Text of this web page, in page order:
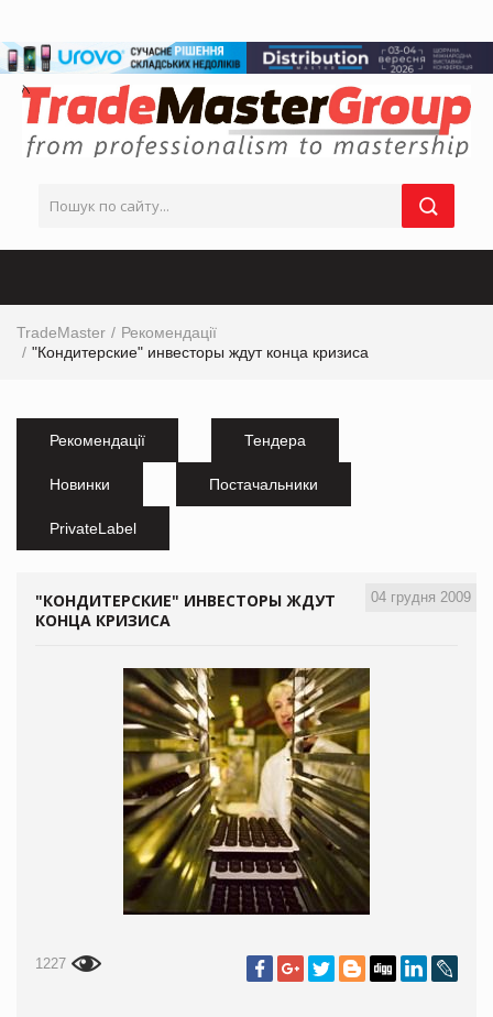
TradeMaster
Рекомендації
"Кондитерские" инвесторы ждут конца кризиса
Рекомендації Тендера
Новинки Постачальники
PrivateLabel
04 грудня 2009
"КОНДИТЕРСКИЕ" ИНВЕСТОРЫ ЖДУТ
КОНЦА КРИЗИСА
1227